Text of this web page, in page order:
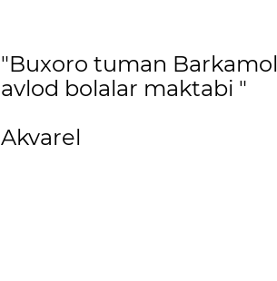
"Buxoro tuman Barkamol
avlod bolalar maktabi "
Akvarel